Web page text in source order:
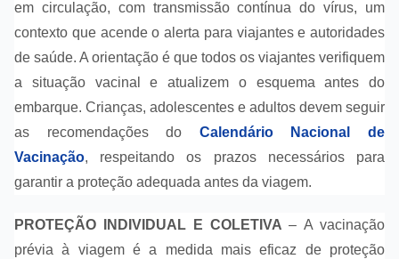
em circulação, com transmissão contínua do vírus, um
contexto que acende o alerta para viajantes e autoridades
de saúde. A orientação é que todos os viajantes verifiquem
a situação vacinal e atualizem o esquema antes do
embarque. Crianças, adolescentes e adultos devem seguir
as recomendações do Calendário Nacional de
Vacinação, respeitando os prazos necessários para
garantir a proteção adequada antes da viagem.
PROTEÇÃO INDIVIDUAL E COLETIVA – A vacinação
prévia à viagem é a medida mais eficaz de proteção